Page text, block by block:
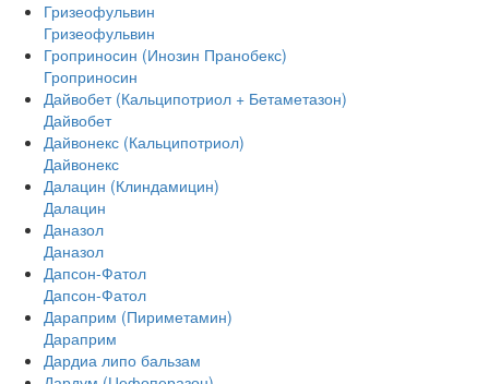
Гризеофульвин
Гризеофульвин
Гроприносин (Инозин Пранобекс)
Гроприносин
Дайвобет (Кальципотриол + Бетаметазон)
Дайвобет
Дайвонекс (Кальципотриол)
Дайвонекс
Далацин (Клиндамицин)
Далацин
Даназол
Даназол
Дапсон-Фатол
Дапсон-Фатол
Дараприм (Пириметамин)
Дараприм
Дардиа липо бальзам